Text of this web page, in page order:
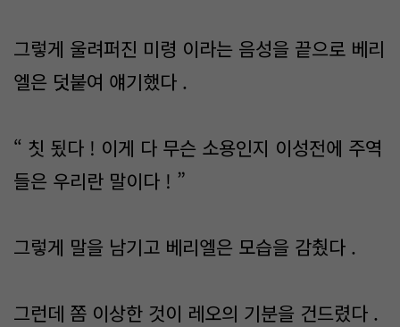
그렇게 울려퍼진 미령 이라는 음성을 끝으로 베리
엘은 덧붙여 얘기했다 .
“ 칫 됬다 ! 이게 다 무슨 소용인지 이성전에 주역
들은 우리란 말이다 ! ”
그렇게 말을 남기고 베리엘은 모습을 감췄다 .
그런데 쫌 이상한 것이 레오의 기분을 건드렸다 .